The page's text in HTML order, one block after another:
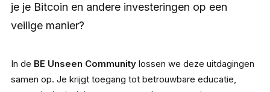
je je Bitcoin en andere investeringen op een
veilige manier?
In de BE Unseen Community lossen we deze uitdagingen
samen op. Je krijgt toegang tot betrouwbare educatie,